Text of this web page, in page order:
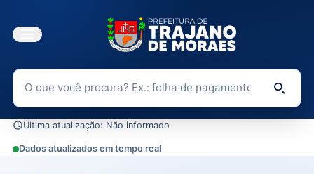
Buscar no Portal da Transparência
Última atualização: Não informado
Dados atualizados em tempo real